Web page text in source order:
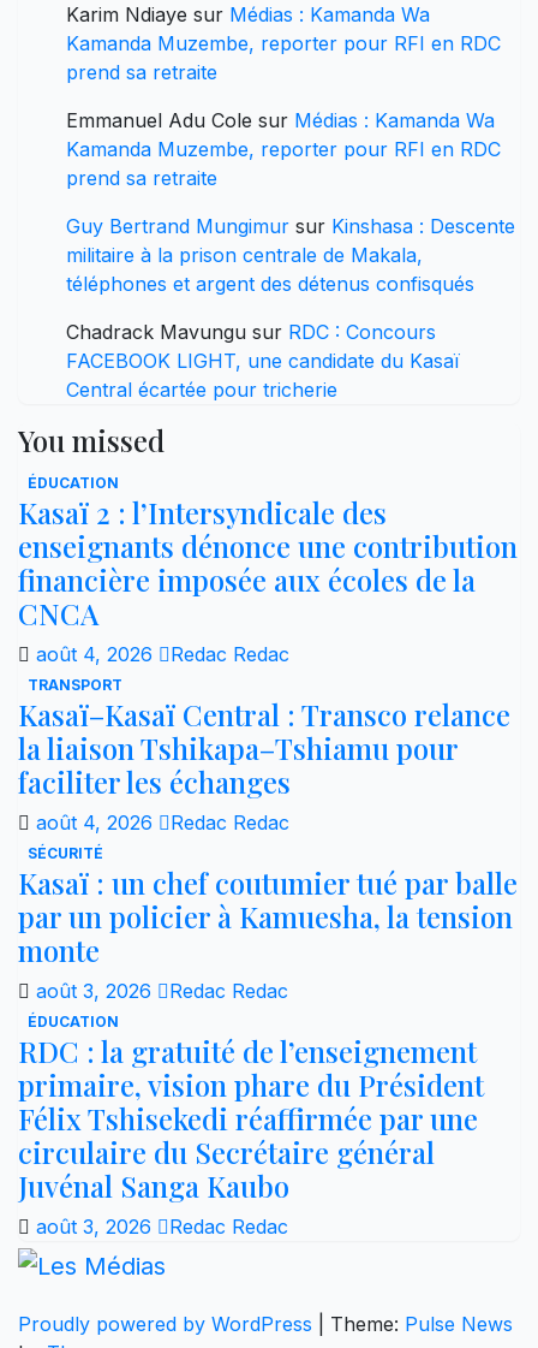
Karim Ndiaye sur Médias : Kamanda Wa
Kamanda Muzembe, reporter pour RFI en RDC
prend sa retraite
Emmanuel Adu Cole sur Médias : Kamanda Wa
Kamanda Muzembe, reporter pour RFI en RDC
prend sa retraite
Guy Bertrand Mungimur sur Kinshasa : Descente
militaire à la prison centrale de Makala,
téléphones et argent des détenus confisqués
Chadrack Mavungu sur RDC : Concours
FACEBOOK LIGHT, une candidate du Kasaï
Central écartée pour tricherie
You missed
ÉDUCATION
Kasaï 2 : l’Intersyndicale des
enseignants dénonce une contribution
financière imposée aux écoles de la
CNCA
août 4, 2026 Redac Redac
TRANSPORT
Kasaï–Kasaï Central : Transco relance
la liaison Tshikapa–Tshiamu pour
faciliter les échanges
août 4, 2026 Redac Redac
SÉCURITÉ
Kasaï : un chef coutumier tué par balle
par un policier à Kamuesha, la tension
monte
août 3, 2026 Redac Redac
ÉDUCATION
RDC : la gratuité de l’enseignement
primaire, vision phare du Président
Félix Tshisekedi réaffirmée par une
circulaire du Secrétaire général
Juvénal Sanga Kaubo
août 3, 2026 Redac Redac
Proudly powered by WordPress Theme: Pulse News